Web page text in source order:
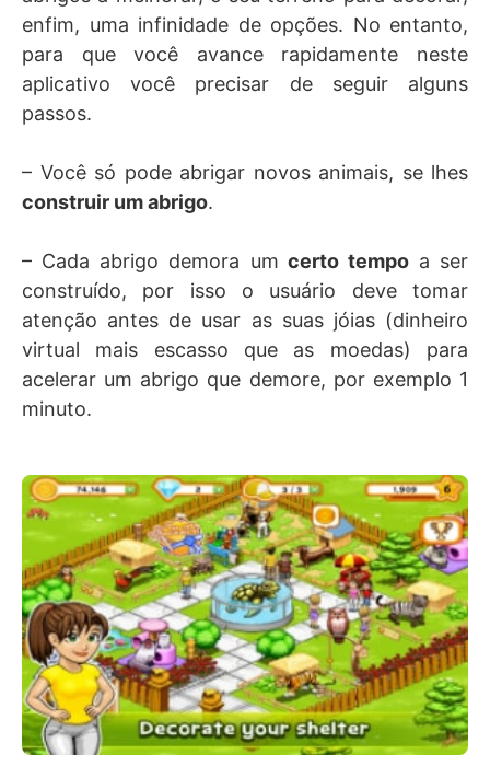
enfim, uma infinidade de opções. No entanto,
para que você avance rapidamente neste
aplicativo você precisar de seguir alguns
passos.
– Você só pode abrigar novos animais, se lhes
construir um abrigo.
– Cada abrigo demora um certo tempoa ser
construído, por isso o usuário deve tomar
atenção antes de usar as suas jóias (dinheiro
virtual mais escasso que as moedas) para
acelerar um abrigo que demore, por exemplo 1
minuto.